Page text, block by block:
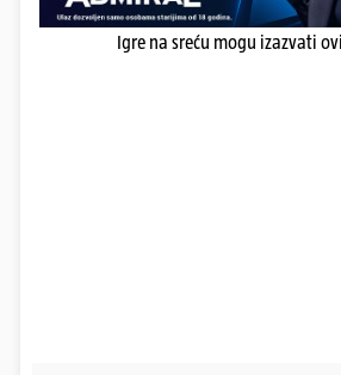
Igre na sreću mogu izazvati